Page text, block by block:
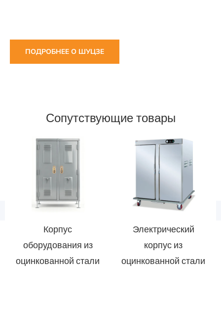
ПОДРОБНЕЕ О ШУЦЗЕ
Сопутствующие товары
Корпус
оборудования из
оцинкованной стали
Электрический
корпус из
оцинкованной стали